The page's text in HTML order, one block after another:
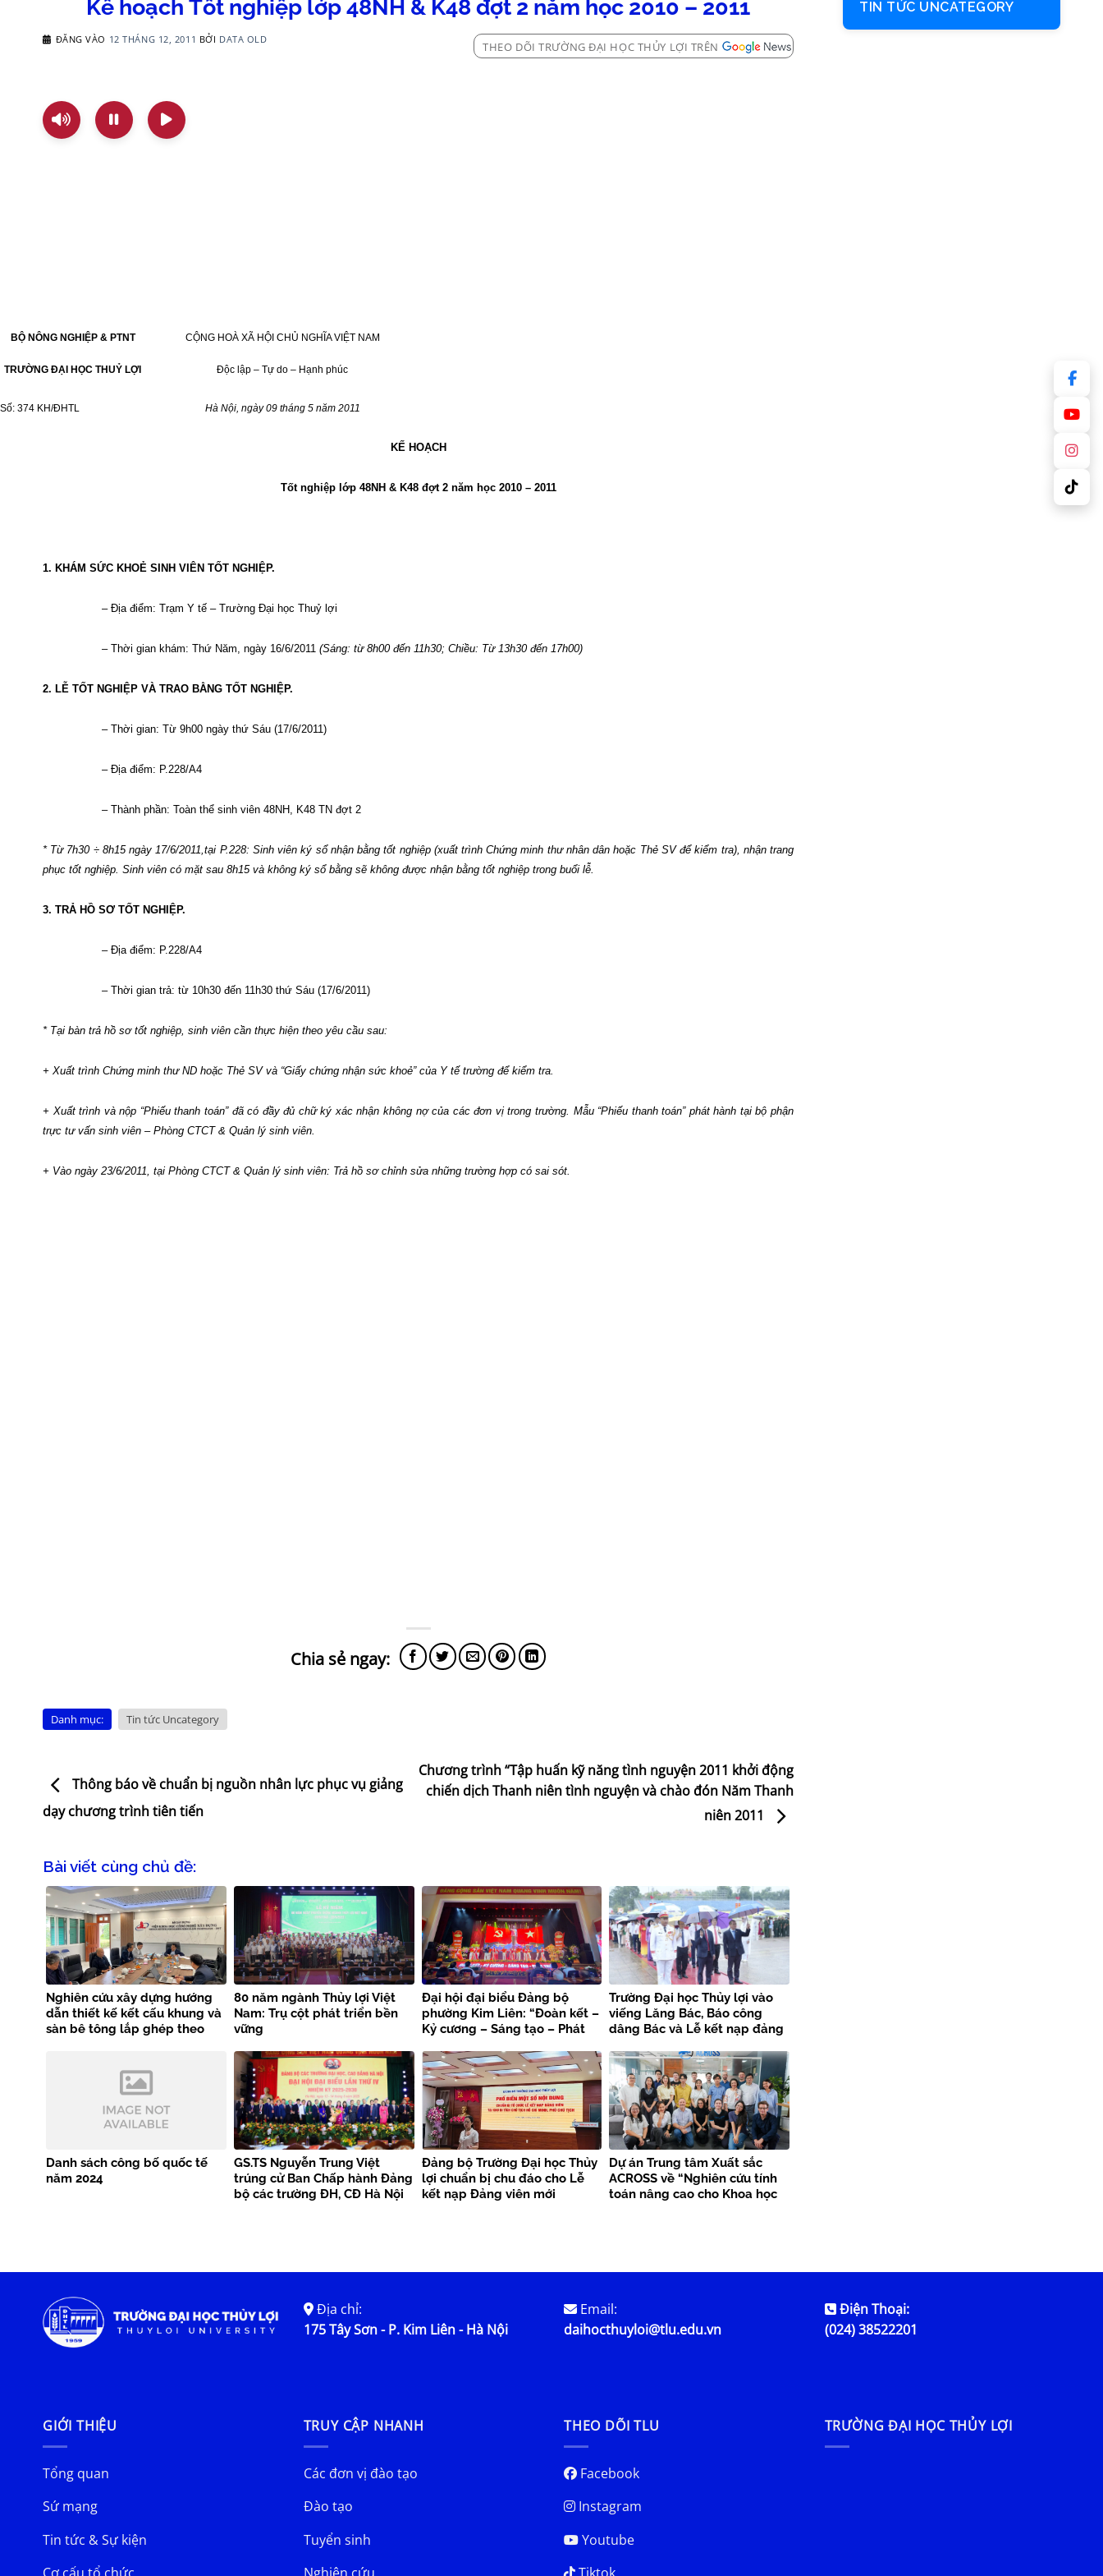
Kế hoạch Tốt nghiệp lớp 48NH & K48 đợt 2 năm học 2010 – 2011
ĐĂNG VÀO 12 THÁNG 12, 2011 BỞI DATA OLD
THEO DÕI TRƯỜNG ĐẠI HỌC THỦY LỢI TRÊN
BỘ NÔNG NGHIỆP & PTNT
TRƯỜNG ĐẠI HỌC THUỶ LỢI
374 KH/ĐHTL
CỘNG HOÀ XÃ HỘI CHỦ NGHĨA VIỆT NAM
Độc lập – Tự do – Hạnh phúc
Hà Nội, ngày 09 tháng 5 năm 2011
KẾ HOẠCH
Tốt nghiệp lớp 48NH & K48 đợt 2 năm học 2010 – 2011
1. KHÁM SỨC KHOẺ SINH VIÊN TỐT NGHIỆP.
– Địa điểm: Trạm Y tế – Trường Đại học Thuỷ lợi
– Thời gian khám: Thứ Năm, ngày 16/6/2011 (Sáng: từ 8h00 đến 11h30; Chiều: Từ 13h30 đến 17h00)
2. LỄ TỐT NGHIỆP VÀ TRAO BẰNG TỐT NGHIỆP.
– Thời gian: Từ 9h00 ngày thứ Sáu (17/6/2011)
– Địa điểm: P.228/A4
– Thành phần: Toàn thể sinh viên 48NH, K48 TN đợt 2
* Từ 7h30 ÷ 8h15 ngày 17/6/2011,tại P.228: Sinh viên ký sổ nhận bằng tốt nghiệp (xuất trình Chứng minh thư nhân dân hoặc Thẻ SV để kiểm tra), nhận trang
phục tốt nghiệp. Sinh viên có mặt sau 8h15 và không ký sổ bằng sẽ không được nhận bằng tốt nghiệp trong buổi lễ.
3. TRẢ HỒ SƠ TỐT NGHIỆP.
– Địa điểm: P.228/A4
– Thời gian trả: từ 10h30 đến 11h30 thứ Sáu (17/6/2011)
* Tại bàn trả hồ sơ tốt nghiệp, sinh viên cần thực hiện theo yêu cầu sau:
+ Xuất trình Chứng minh thư ND hoặc Thẻ SV và “Giấy chứng nhận sức khoẻ” của Y tế trường để kiểm tra.
+ Xuất trình và nộp “Phiếu thanh toán” đã có đầy đủ chữ ký xác nhận không nợ của các đơn vị trong trường. Mẫu “Phiếu thanh toán” phát hành tại bộ phận
trực tư vấn sinh viên – Phòng CTCT & Quản lý sinh viên.
+ Vào ngày 23/6/2011, tại Phòng CTCT & Quản lý sinh viên: Trả hồ sơ chỉnh sửa những trường hợp có sai sót.
Danh mục: Tin tức Uncategory
Thông báo về chuẩn bị nguồn nhân lực phục vụ giảng
dạy chương trình tiên tiến
Chương trình “Tập huấn kỹ năng tình nguyện 2011 khởi động
chiến dịch Thanh niên tình nguyện và chào đón Năm Thanh
niên 2011
Bài viết cùng chủ đề:
Nghiên cứu xây dựng hướng
dẫn thiết kế kết cấu khung và
sàn bê tông lắp ghép theo
80 năm ngành Thủy lợi Việt
Nam: Trụ cột phát triển bền
vững
Đại hội đại biểu Đảng bộ
phường Kim Liên: “Đoàn kết –
Kỷ cương – Sáng tạo – Phát
Trường Đại học Thủy lợi vào
viếng Lăng Bác, Báo công
dâng Bác và Lễ kết nạp đảng
kiện trọng đại
Danh sách công bố quốc tế
năm 2024
GS.TS Nguyễn Trung Việt
trúng cử Ban Chấp hành Đảng
bộ các trường ĐH, CĐ Hà Nội
Đảng bộ Trường Đại học Thủy
lợi chuẩn bị chu đáo cho Lễ
kết nạp Đảng viên mới
Dự án Trung tâm Xuất sắc
ACROSS về “Nghiên cứu tính
toán nâng cao cho Khoa học
TIN TỨC UNCATEGORY
Địa chỉ:
175 Tây Sơn - P. Kim Liên - Hà Nội
Email:
daihocthuyloi@tlu.edu.vn
Điện Thoại:
(024) 38522201
GIỚI THIỆU
Tổng quan
Sứ mạng
Tin tức & Sự kiện
TRUY CẬP NHANH
Các đơn vị đào tạo
Đào tạo
Tuyển sinh
THEO DÕI TLU
Facebook
Instagram
Youtube
TRƯỜNG ĐẠI HỌC THỦY LỢI